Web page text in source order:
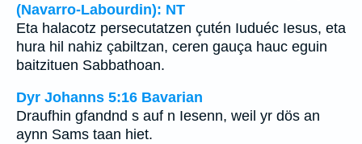
(Navarro-Labourdin): NT
Eta halacotz persecutatzen çutén Iuduéc Iesus, eta
hura hil nahiz çabiltzan, ceren gauça hauc eguin
baitzituen Sabbathoan.
Dyr Johanns 5:16 Bavarian
Draufhin gfandnd s auf n Iesenn, weil yr dös an
aynn Sams taan hiet.